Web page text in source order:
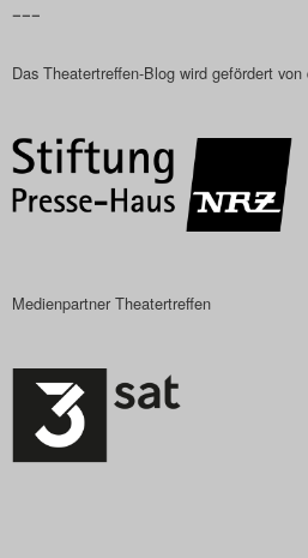
–––
Das Theatertreffen-Blog wird gefördert von
Medienpartner Theatertreffen